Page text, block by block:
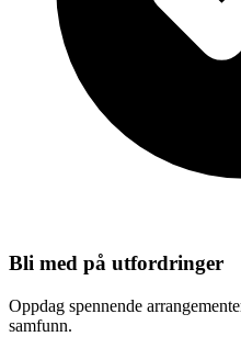
Bli med på utfordringer
Oppdag spennende
samfunn.